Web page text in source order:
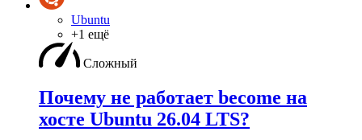
Ubuntu
+1 ещё
Сложный
Почему не работает become на
хосте Ubuntu 26.04 LTS?